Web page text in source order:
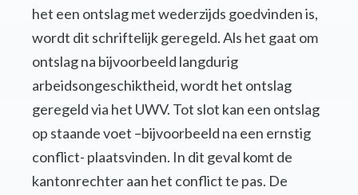
het een ontslag met wederzijds goedvinden is,
wordt dit schriftelijk geregeld. Als het gaat om
ontslag na bijvoorbeeld langdurig
arbeidsongeschiktheid, wordt het ontslag
geregeld via het UWV. Tot slot kan een ontslag
op staande voet –bijvoorbeeld na een ernstig
conflict- plaatsvinden. In dit geval komt de
kantonrechter aan het conflict te pas. De